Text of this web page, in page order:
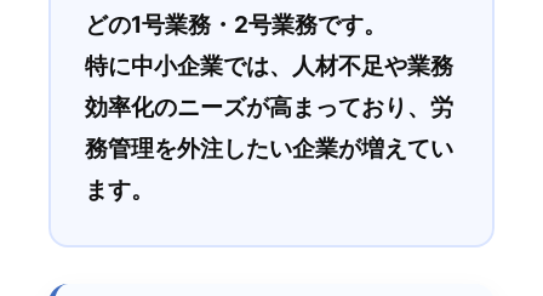
どの1号業務・2号業務です。
特に中小企業では、人材不足や業務
効率化のニーズが高まっており、労
務管理を外注したい企業が増えてい
ます。